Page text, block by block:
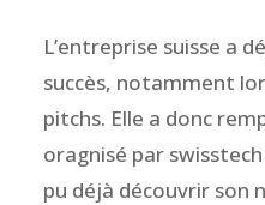
L’entreprise suisse a
succès, notamment
pitchs. Elle a donc
oragnisé par
pu déjà découvrir son